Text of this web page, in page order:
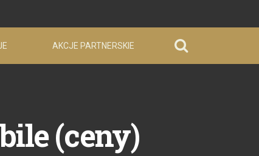
AKCJE PARTNERSKIE
(ceny)